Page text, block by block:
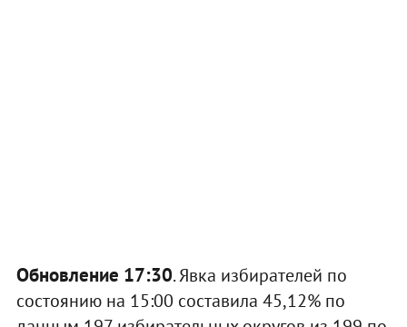
Обновление 17:30. Явка избирателей по
состоянию на 15:00 составила 45,12% по